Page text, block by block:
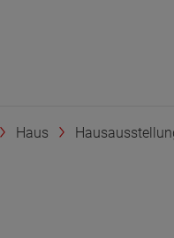
Haus